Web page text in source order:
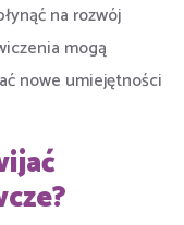
na rozwój
mogą
nowe umiejętności